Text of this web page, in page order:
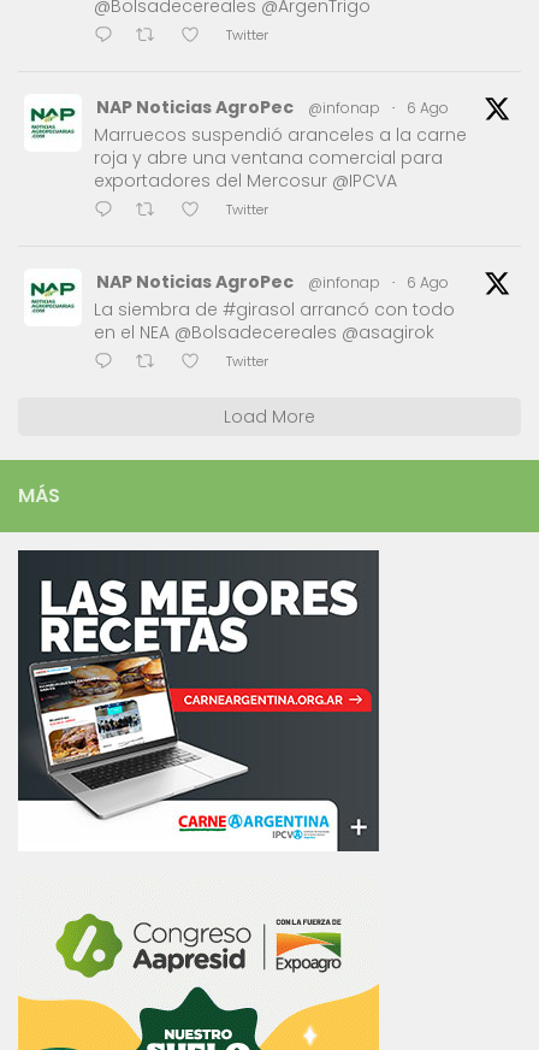
@Bolsadecereales @ArgenTrigo
Twitter
NAP Noticias AgroPec @infonap · 6 Ago
Marruecos suspendió aranceles a la carne
roja y abre una ventana comercial para
exportadores del Mercosur @IPCVA
Twitter
NAP Noticias AgroPec @infonap · 6 Ago
La siembra de #girasol arrancó con todo
en el NEA @Bolsadecereales @asagirok
Twitter
Load More
MÁS